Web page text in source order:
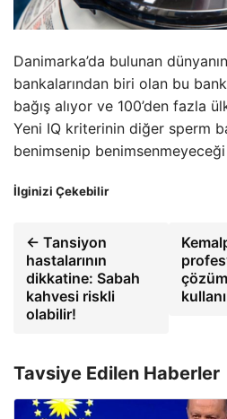
Danimarka’da bulunan
bankalarından biri olan bu
bağış alıyor ve 100’den fazla
Yeni IQ kriterinin diğer sperm
benimsenip
İlginizi Çekebilir
← Tansiyon
hastalarının
dikkatine: Sabah
kahvesi riskli
olabilir!
Tavsiye Edilen Haberler